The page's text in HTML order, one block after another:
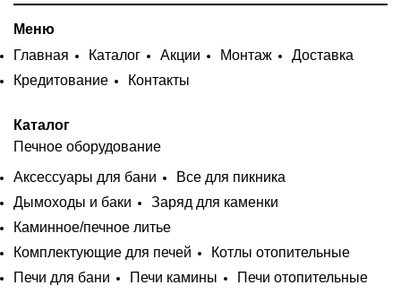
Меню
Главная
Каталог Акции Монтаж
Доставка
Кредитование
Контакты
Каталог
Печное оборудование
Аксессуары для бани
Все для пикника
Дымоходы и баки
Заряд для каменки
Каминное/печное литье
Комплектующие для печей
Котлы отопительные
Печи для бани
Печи камины
Печи отопительные